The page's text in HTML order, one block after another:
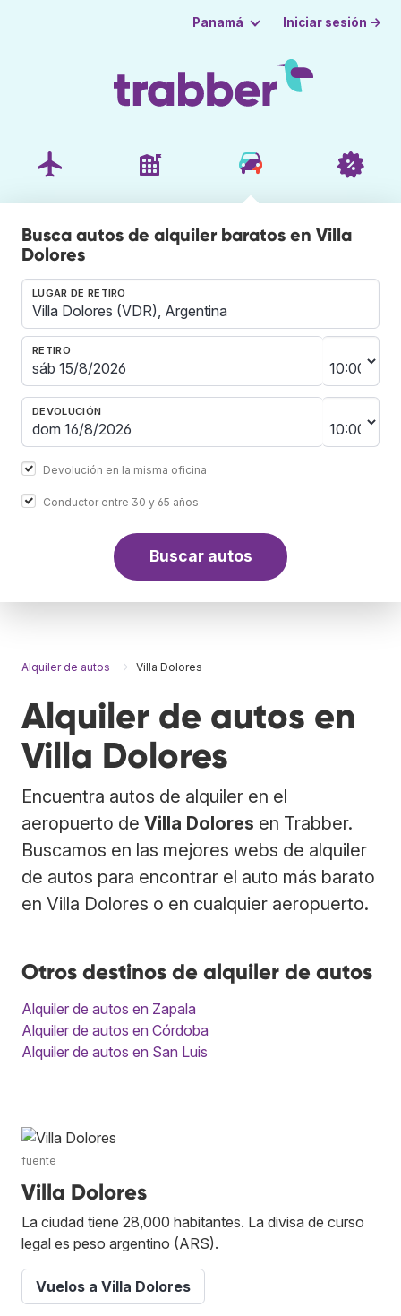
Panamá Iniciar sesión →
Busca autos de alquiler baratos en Villa
Dolores
LUGAR DE RETIRO
RETIRO
DEVOLUCIÓN
Devolución en la misma oficina
Conductor entre 30 y 65 años
Buscar autos
Alquiler de autos Villa Dolores
Alquiler de autos en
Villa Dolores
Encuentra autos de alquiler en el
aeropuerto de Villa Dolores en Trabber.
Buscamos en las mejores webs de alquiler
de autos para encontrar el auto más barato
en Villa Dolores o en cualquier aeropuerto.
Otros destinos de alquiler de autos
Alquiler de autos en Zapala
Alquiler de autos en Córdoba
Alquiler de autos en San Luis
fuente
Villa Dolores
La ciudad tiene 28,000 habitantes. La divisa de curso
legal es peso argentino (ARS).
Vuelos a Villa Dolores